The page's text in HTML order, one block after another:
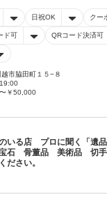
日祝OK クー
ド可 QRコード決済可
市脇田町１５−８
￥50,000
いる店 プロに聞く「遺
石 骨董品 美術品 切
ださい。